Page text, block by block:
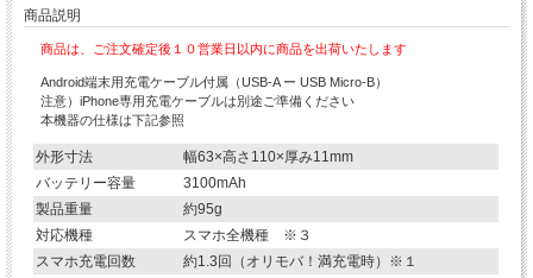
商品説明
商品は、ご注文確定後１０営業日以内に商品を出荷いたします
Android端末用充電ケーブル付属（USB-A ー USB Micro-B）
注意）iPhone専用充電ケーブルは別途ご準備ください
本機器の仕様は下記参照
外形寸法
幅63×高さ110×厚み11mm
バッテリー容量
3100mAh
製品重量
約95g
対応機種
スマホ全機種 ※３
スマホ充電回数
約1.3回（オリモバ！満充電時）※１